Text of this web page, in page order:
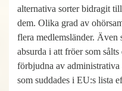
alternativa sorter bidragit
dem. Olika grad av
flera medlemsländer. Även
absurda i att fröer som
förbjudna av administrativa
som suddades i EU:s lista